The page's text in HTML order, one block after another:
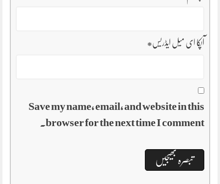
آپکا ای میل ایڈریس*
Save my name, email, and website in this
browser for the next time I comment.